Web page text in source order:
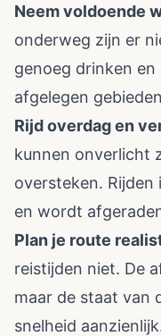
Neem voldoende
onderweg zijn er
genoeg drinken
afgelegen
Rijd overdag en
kunnen onverlicht
oversteken.
en wordt
Plan je route
reistijden niet. De
maar de staat van
snelheid